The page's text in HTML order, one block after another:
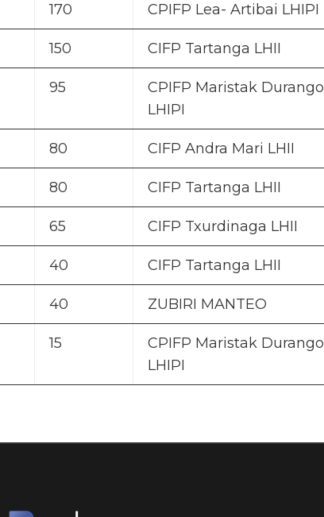
170 CPIFP Lea- Artibai LHIPI
150 CIFP Tartanga LHII
95
CPIFP Maristak Durango
LHIPI
80 CIFP Andra Mari LHII
80 CIFP Tartanga LHII
65 CIFP Txurdinaga LHII
40 CIFP Tartanga LHII
40 ZUBIRI MANTEO
15
CPIFP Maristak Durango
LHIPI